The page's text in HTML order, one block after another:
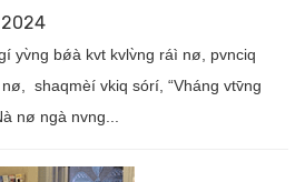
yv̀ng bǿà kvt kvlv̀ng ráì nø, pvnciq
shaqmèí vkiq sórí, “Vháng vtv̄ng
nø ngà nvng...